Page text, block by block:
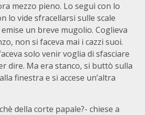
mezzo pieno. Lo seguì con lo
lo vide sfracellarsi sulle scale
un breve mugolio. Coglieva
non si faceva mai i cazzi suoi.
solo venir voglia di sfasciare
dire. Ma era stanco, si buttò sulla
finestra e si accese un’altra
della corte papale?- chiese a